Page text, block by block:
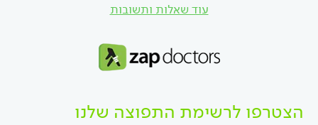
עוד שאלות ותשובות
הצטרפו לרשימת התפוצה שלנו